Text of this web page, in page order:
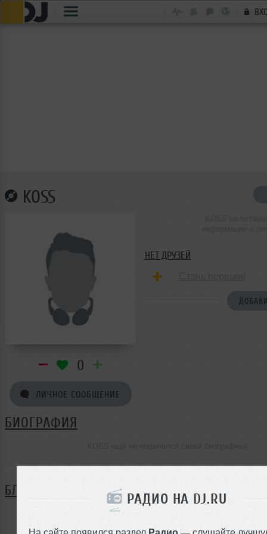
РАДИО НА DJ.RU
На сайте появился раздел Радио — слушайте
KOSS
0
ЛИЧНОЕ СООБЩЕНИЕ
НЕТ ДРУЗЕЙ
БИОГРАФИЯ
БЛОГ